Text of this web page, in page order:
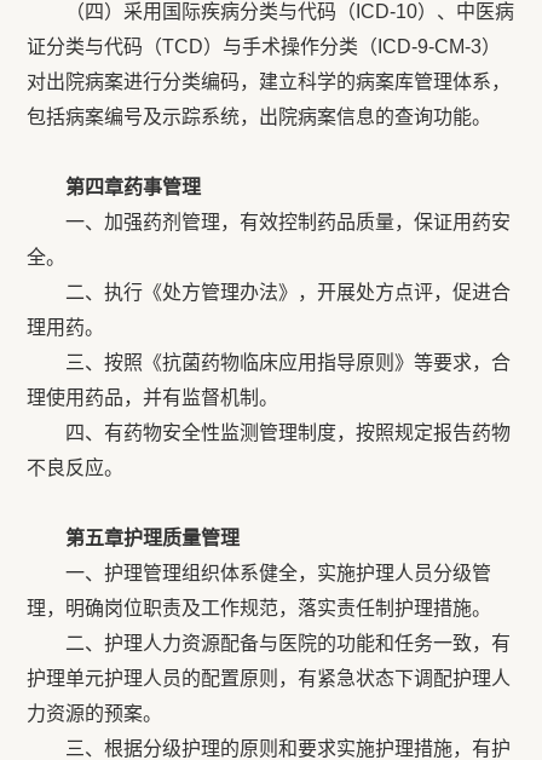
（四）采用国际疾病分类与代码（ICD-10）、中医病
证分类与代码（TCD）与手术操作分类（ICD-9-CM-3）
对出院病案进行分类编码，建立科学的病案库管理体系，
包括病案编号及示踪系统，出院病案信息的查询功能。
第四章药事管理
一、加强药剂管理，有效控制药品质量，保证用药安
全。
二、执行《处方管理办法》，开展处方点评，促进合
理用药。
三、按照《抗菌药物临床应用指导原则》等要求，合
理使用药品，并有监督机制。
四、有药物安全性监测管理制度，按照规定报告药物
不良反应。
第五章护理质量管理
一、护理管理组织体系健全，实施护理人员分级管
理，明确岗位职责及工作规范，落实责任制护理措施。
二、护理人力资源配备与医院的功能和任务一致，有
护理单元护理人员的配置原则，有紧急状态下调配护理人
力资源的预案。
三、根据分级护理的原则和要求实施护理措施，有护